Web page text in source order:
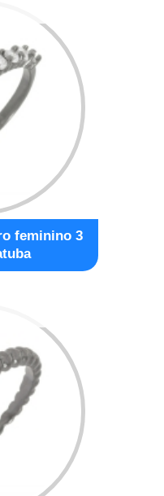
feminino 3